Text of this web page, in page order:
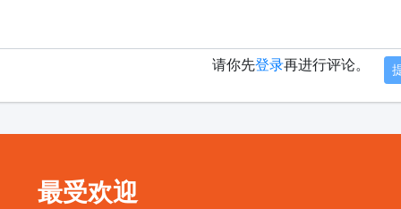
请你先登录再进行评论。
最受欢迎